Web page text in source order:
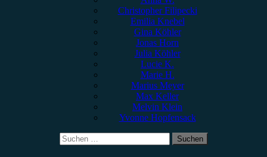
Christopher Filipecki
Emilia Knebel
Gina Köhler
Jonas Horn
Julia Köhler
Lucie K.
Marie H.
Marius Meyer
Max Keller
Melvin Klein
Yvonne Hopfensack
Suchen
nach: